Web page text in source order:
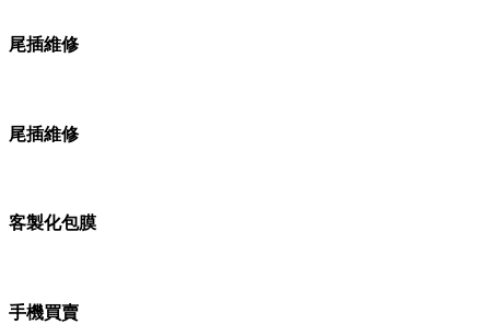
尾插維修
尾插維修
客製化包膜
手機買賣